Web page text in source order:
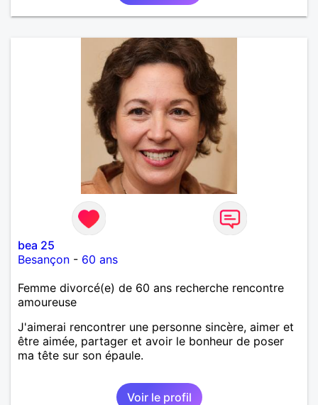
bea 25
Besançon - 60 ans
Femme divorcé(e) de 60 ans recherche rencontre
amoureuse
J'aimerai rencontrer une personne sincère, aimer et
être aimée, partager et avoir le bonheur de poser
ma tête sur son épaule.
Voir le profil